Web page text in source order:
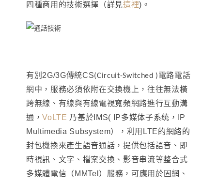
四種商用的技術選擇（詳見這裡) 。
有別2G/3G傳統CS(Circuit-Switched )電路電話
網中，服務必須依附在交換機上，往往無法橫
跨無線、有線與有線電視寬頻網路進行互動溝
通 ，VoLTE 乃基於IMS( IP多媒体子系统 ，
IP
Multimedia Subsystem）
， 利用LTE的網絡的
封包機換來產生語音通話 ， 提供包括語音、即
時視訊、文字、檔案交換、影音串流等整合式
多媒體電信 （MMTel） 服務，可應用於固網、